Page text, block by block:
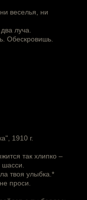
веселья, ни
луча.
Обескровишь.
1910 г.
так хлипко –
шасси.
твоя улыбка.*
проси.